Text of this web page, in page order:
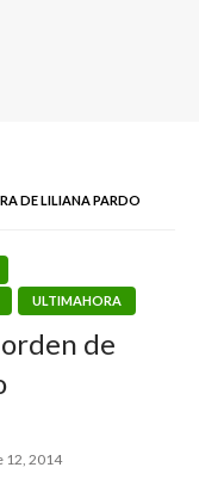
DE LILIANA PARDO
ULTIMAHORA
de
12, 2014